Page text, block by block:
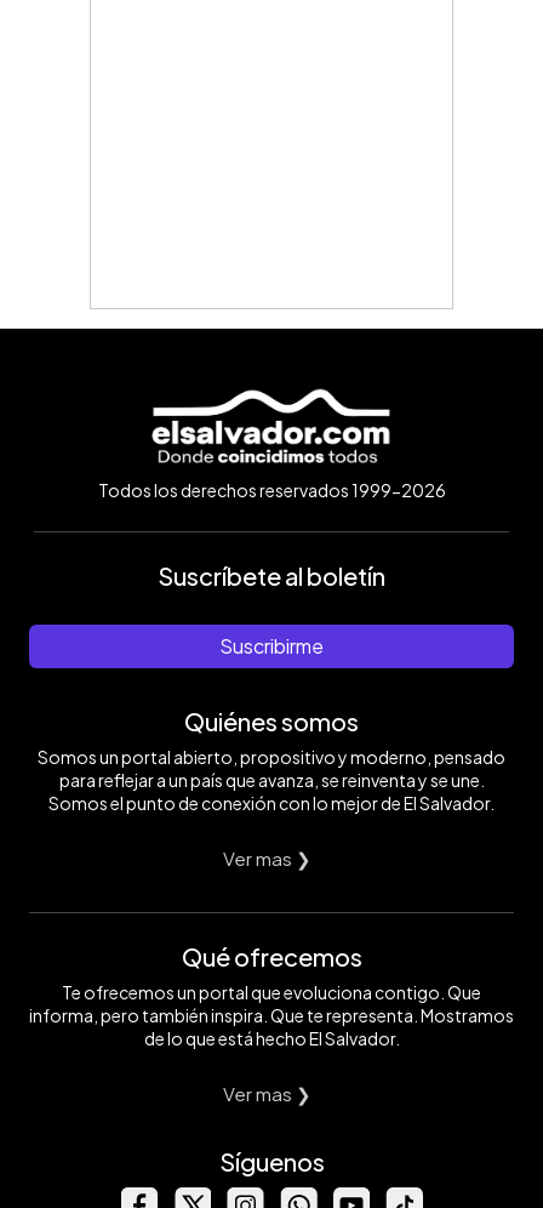
Todos los derechos reservados 1999-2026
Suscríbete al boletín
Suscribirme
Quiénes somos
Somos un portal abierto, propositivo y moderno, pensado
para reflejar a un país que avanza, se reinventa y se une.
Somos el punto de conexión con lo mejor de El Salvador.
Ver mas ❯
Qué ofrecemos
Te ofrecemos un portal que evoluciona contigo. Que
informa, pero también inspira. Que te representa. Mostramos
de lo que está hecho El Salvador.
Ver mas ❯
Síguenos